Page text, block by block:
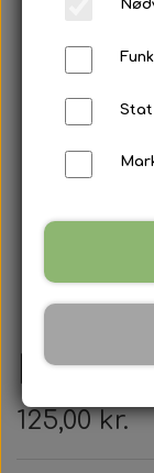
Honda
125,00 kr.